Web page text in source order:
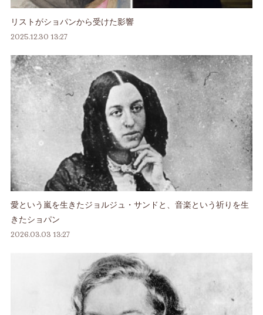
リストがショパンから受けた影響
2025.12.30 13:27
愛という嵐を生きたジョルジュ・サンドと、音楽という祈りを生
きたショパン
2026.03.03 13:27